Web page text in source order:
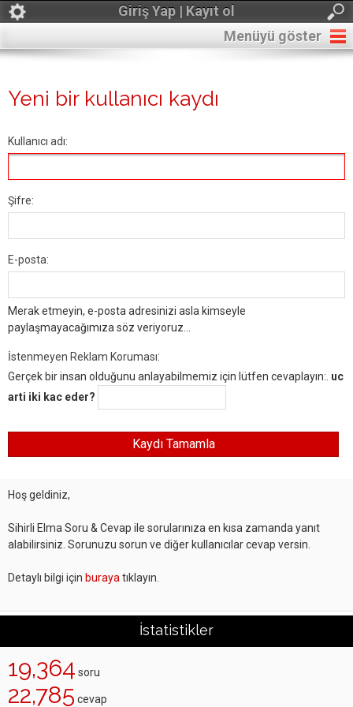
Giriş Yap | Kayıt ol
Menüyü göster
Yeni bir kullanıcı kaydı
Kullanıcı adı:
Şifre:
E-posta:
Merak etmeyin, e-posta adresinizi asla kimseyle
paylaşmayacağımıza söz veriyoruz...
İstenmeyen Reklam Koruması:
Gerçek bir insan olduğunu anlayabilmemiz için lütfen cevaplayın:. uc
arti iki kac eder?
Hoş geldiniz,
Sihirli Elma Soru & Cevap ile sorularınıza en kısa zamanda yanıt
alabilirsiniz. Sorunuzu sorun ve diğer kullanıcılar cevap versin.
Detaylı bilgi için buraya tıklayın.
İstatistikler
19,364 soru
22,785 cevap